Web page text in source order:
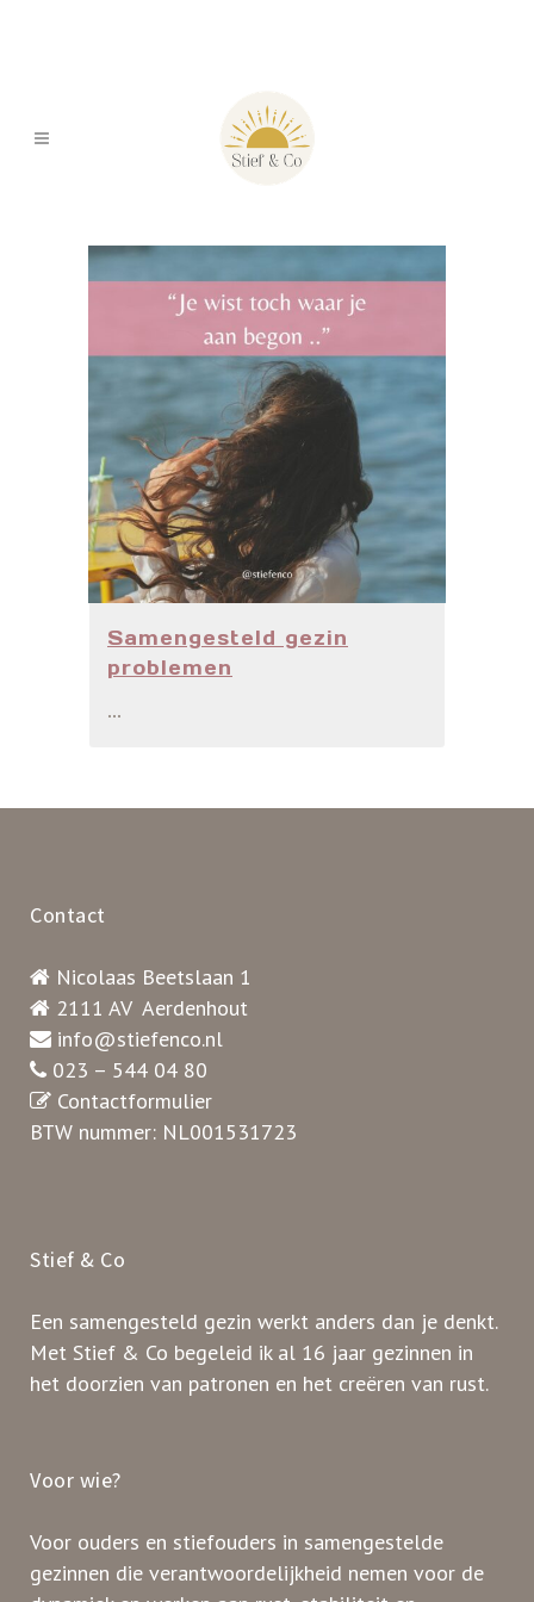
Samengesteld gezin
problemen
...
Contact
Nicolaas Beetslaan 1
2111 AV Aerdenhout
info@stiefenco.nl
023 – 544 04 80
Contactformulier
BTW nummer: NL001531723
Stief & Co
Een samengesteld gezin werkt anders dan je denkt.
Met Stief & Co begeleid ik al 16 jaar gezinnen in
het doorzien van patronen en het creëren van rust.
Voor wie?
Voor ouders en stiefouders in samengestelde
gezinnen die verantwoordelijkheid nemen voor de